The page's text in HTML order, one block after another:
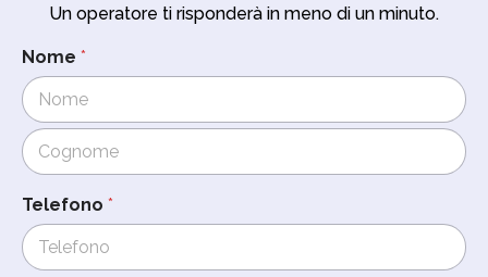
Un operatore ti risponderà in meno di un minuto.
Nome *
Telefono *